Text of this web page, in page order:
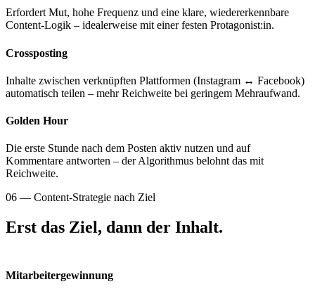
Erfordert Mut, hohe Frequenz und eine klare, wiedererkennbare
Content-Logik – idealerweise mit einer festen Protagonist:in.
Crossposting
Inhalte zwischen verknüpften Plattformen (Instagram ↔ Facebook)
automatisch teilen – mehr Reichweite bei geringem Mehraufwand.
Golden Hour
Die erste Stunde nach dem Posten aktiv nutzen und auf
Kommentare antworten – der Algorithmus belohnt das mit
Reichweite.
06 — Content-Strategie nach Ziel
Erst das Ziel, dann der Inhalt.
Mitarbeiter­gewinnung